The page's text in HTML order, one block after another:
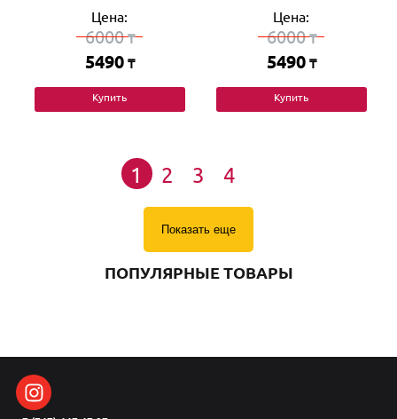
Цена:
6000₸
5490 ₸
Купить
Цена:
6000₸
5490 ₸
Купить
1 2 3 4
Показать еще
ПОПУЛЯРНЫЕ ТОВАРЫ